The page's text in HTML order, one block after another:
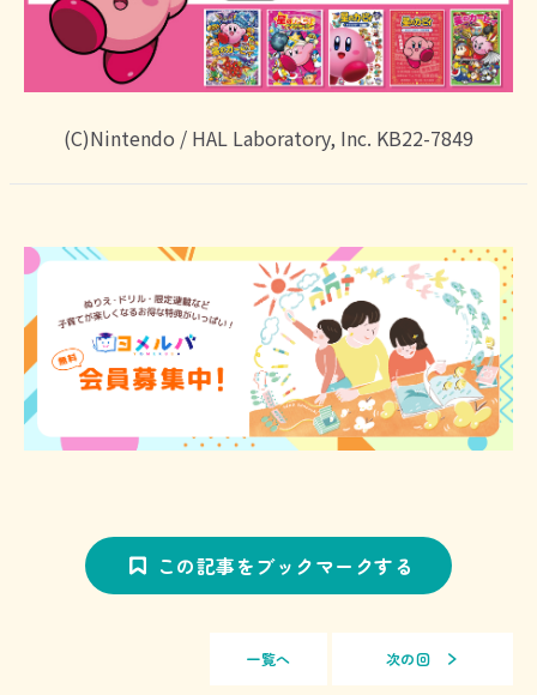
(C)Nintendo / HAL Laboratory, Inc. KB22-7849
この記事をブックマークする
一覧へ 次の回